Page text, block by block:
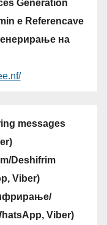
Generation
e Referencave
на
messages
Deshifrim
Viber)
Viber)